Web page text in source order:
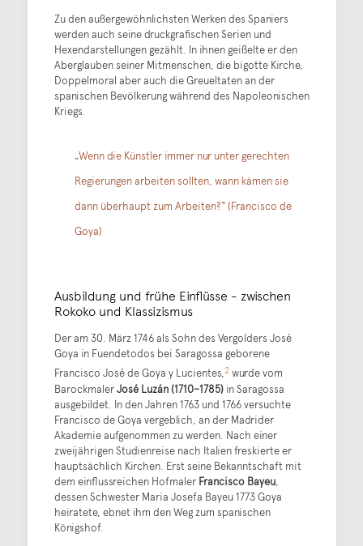
Zu den außergewöhnlichsten Werken des Spaniers
werden auch seine druckgrafischen Serien und
Hexendarstellungen gezählt. In ihnen geißelte er den
Aberglauben seiner Mitmenschen, die bigotte Kirche,
Doppelmoral aber auch die Greueltaten an der
spanischen Bevölkerung während des Napoleonischen
Kriegs.
„Wenn die Künstler immer nur unter gerechten
Regierungen arbeiten sollten, wann kämen sie
dann überhaupt zum Arbeiten?“ (Francisco de
Goya)
Ausbildung und frühe Einflüsse - zwischen
Rokoko und Klassizismus
Der am 30. März 1746 als Sohn des Vergolders José
Goya in Fuendetodos bei Saragossa geborene
Francisco José de Goya y Lucientes,2wurde vom
BarockmalerJosé Luzán (1710–1785)in Saragossa
ausgebildet. In den Jahren 1763 und 1766 versuchte
Francisco de Goya vergeblich, an der Madrider
Akademie aufgenommen zu werden. Nach einer
zweijährigen Studienreise nach Italien freskierte er
hauptsächlich Kirchen. Erst seine Bekanntschaft mit
dem einflussreichen Hofmaler Francisco Bayeu,
dessen Schwester Maria Josefa Bayeu 1773 Goya
heiratete, ebnet ihm den Weg zum spanischen
Königshof.